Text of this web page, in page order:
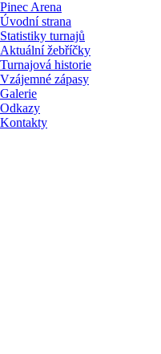
Pinec Arena
Úvodní strana
Statistiky turnajů
Aktuální žebříčky
Turnajová historie
Vzájemné zápasy
Galerie
Odkazy
Kontakty